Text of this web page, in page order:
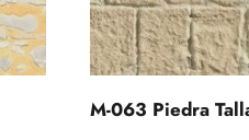
M-063 Piedra